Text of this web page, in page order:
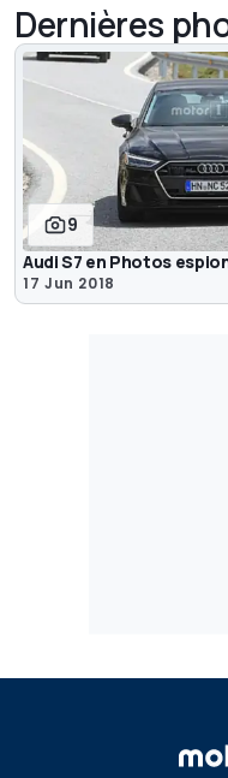
Dernières
9
Audi S7 en Photos
17 Jun 2018